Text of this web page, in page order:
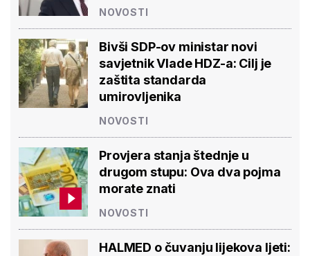
NOVOSTI
Bivši SDP-ov ministar novi
savjetnik Vlade HDZ-a: Cilj je
zaštita standarda
umirovljenika
NOVOSTI
Provjera stanja štednje u
drugom stupu: Ova dva pojma
morate znati
NOVOSTI
HALMED o čuvanju lijekova ljeti: